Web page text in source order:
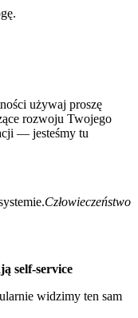
używaj proszę
rozwoju Twojego
— jesteśmy tu
Człowieczeństwo
self-service
widzimy ten sam